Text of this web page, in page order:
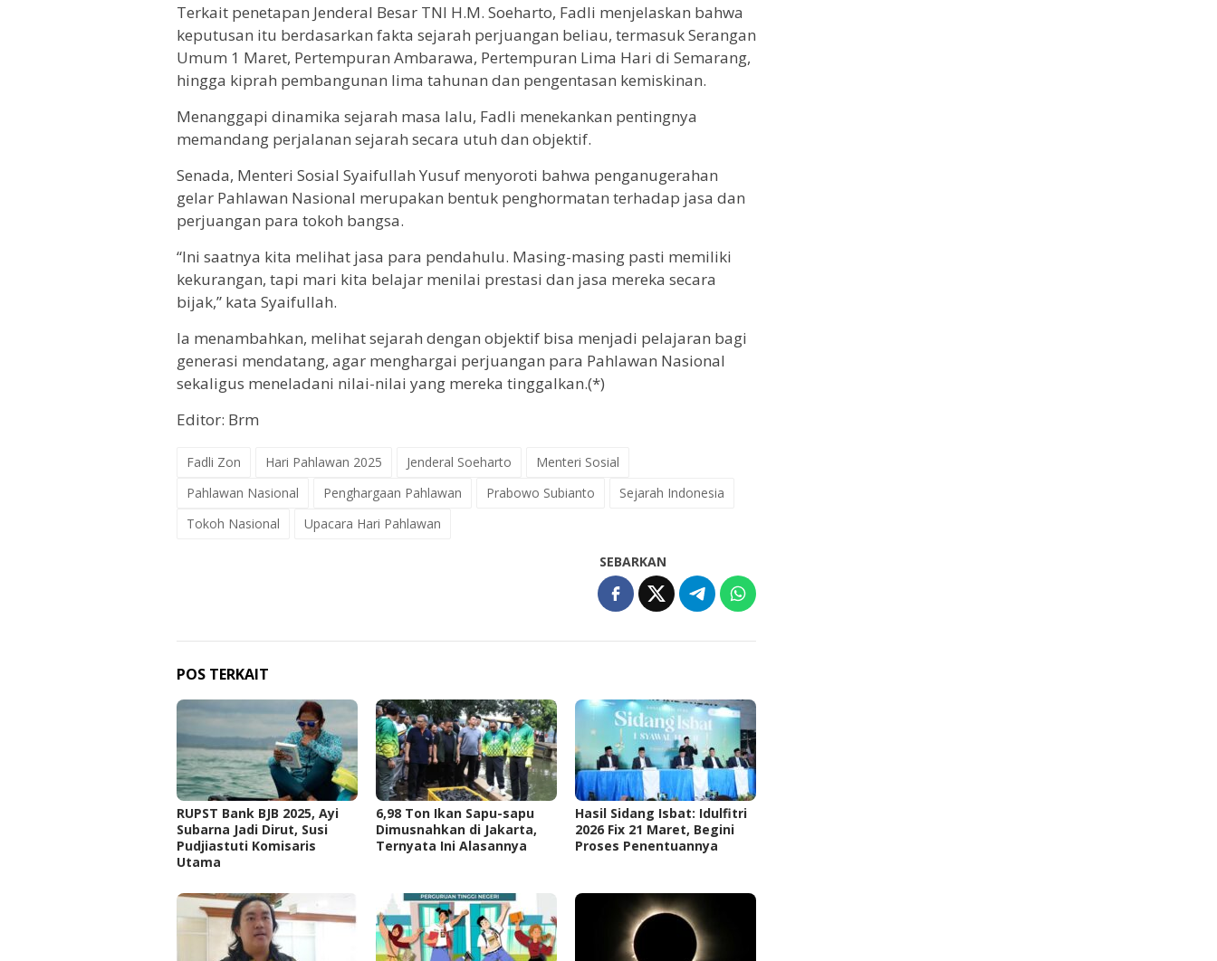
Terkait penetapan Jenderal Besar TNI H.M. Soeharto, Fadli menjelaskan bahwa
keputusan itu berdasarkan fakta sejarah perjuangan beliau, termasuk Serangan
Umum 1 Maret, Pertempuran Ambarawa, Pertempuran Lima Hari di Semarang,
hingga kiprah pembangunan lima tahunan dan pengentasan kemiskinan.
Menanggapi dinamika sejarah masa lalu, Fadli menekankan pentingnya
memandang perjalanan sejarah secara utuh dan objektif.
Senada, Menteri Sosial Syaifullah Yusuf menyoroti bahwa penganugerahan
gelar Pahlawan Nasional merupakan bentuk penghormatan terhadap jasa dan
perjuangan para tokoh bangsa.
“Ini saatnya kita melihat jasa para pendahulu. Masing-masing pasti memiliki
kekurangan, tapi mari kita belajar menilai prestasi dan jasa mereka secara
bijak,” kata Syaifullah.
Ia menambahkan, melihat sejarah dengan objektif bisa menjadi pelajaran bagi
generasi mendatang, agar menghargai perjuangan para Pahlawan Nasional
sekaligus meneladani nilai-nilai yang mereka tinggalkan.(*)
Editor: Brm
Fadli Zon Hari Pahlawan 2025 Jenderal Soeharto
Menteri Sosial
Pahlawan Nasional
Penghargaan Pahlawan Prabowo Subianto
Sejarah Indonesia
Tokoh Nasional
Upacara Hari Pahlawan
SEBARKAN
POS TERKAIT
RUPST Bank BJB 2025, Ayi
Subarna Jadi Dirut, Susi
Pudjiastuti Komisaris
Utama
6,98 Ton Ikan Sapu-sapu
Dimusnahkan di Jakarta,
Ternyata Ini Alasannya
Hasil Sidang Isbat: Idulfitri
2026 Fix 21 Maret, Begini
Proses Penentuannya